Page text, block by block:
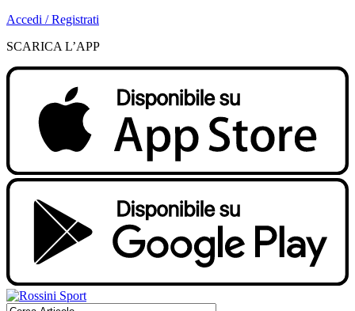
Accedi / Registrati
SCARICA L’APP